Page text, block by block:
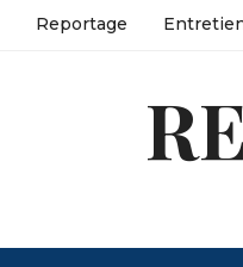
Reportage